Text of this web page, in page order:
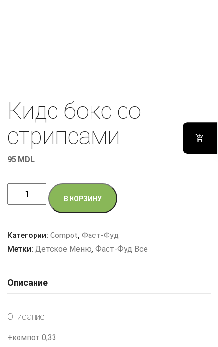
Кидс бокс со
стрипсами
95 MDL
Количество
товара
бокс
со
В КОРЗИНУ
Категории: Compot, Фаст-Фуд
Метки: Детское Меню, Фаст-Фуд Все
Описание
Описание
+компот 0,33